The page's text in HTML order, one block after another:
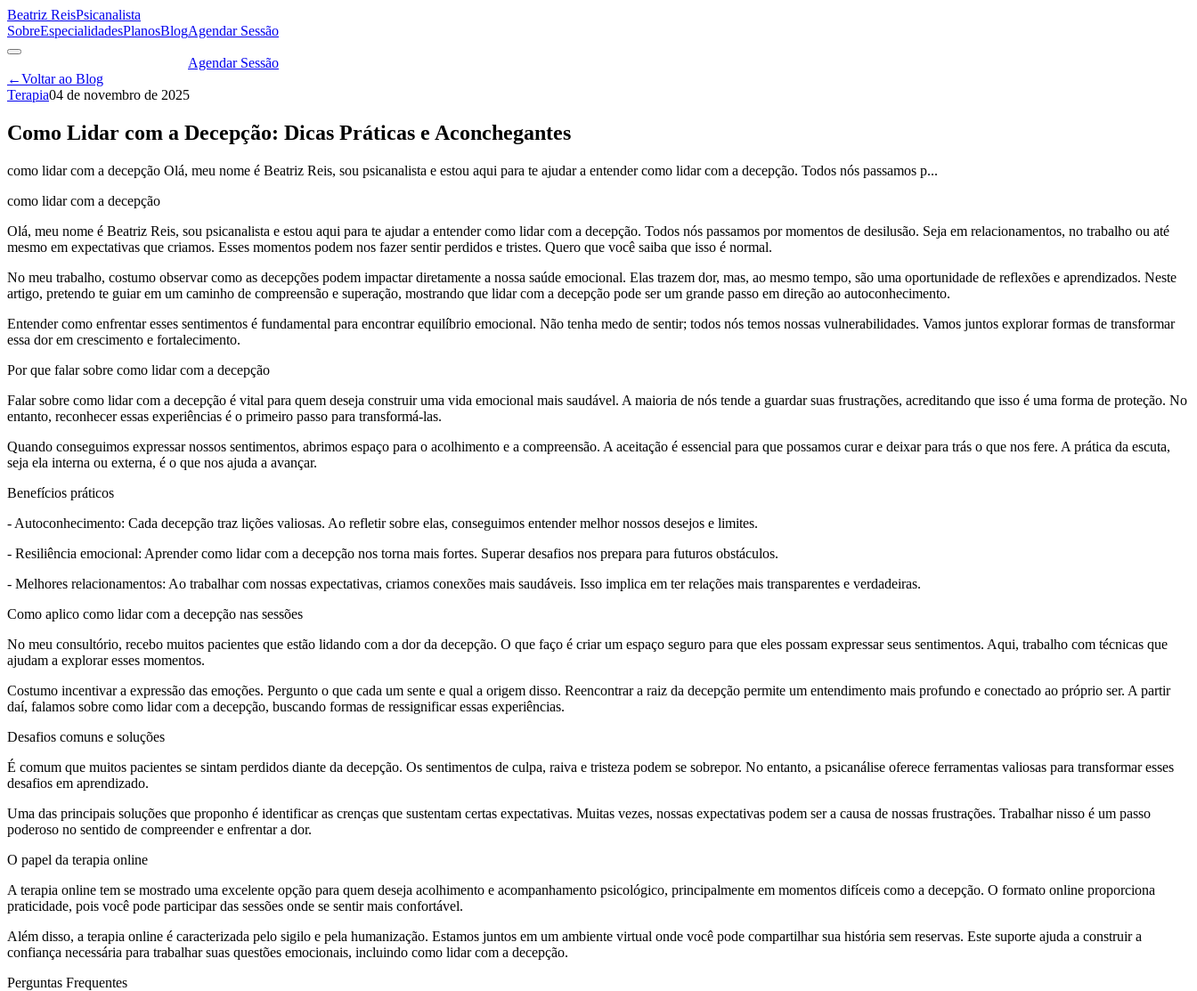
Beatriz ReisPsicanalista
SobreEspecialidadesPlanosBlogAgendar Sessão
Agendar Sessão
←Voltar ao Blog
Terapia04 de novembro de 2025
Como Lidar com a Decepção: Dicas Práticas e Aconchegantes
como lidar com a decepção Olá, meu nome é Beatriz Reis, sou psicanalista e estou aqui para te ajudar a entender como lidar com a decepção. Todos nós passamos p...
como lidar com a decepção
Olá, meu nome é Beatriz Reis, sou psicanalista e estou aqui para te ajudar a entender como lidar com a decepção. Todos nós passamos por momentos de desilusão. Seja em relacionamentos, no trabalho ou até
mesmo em expectativas que criamos. Esses momentos podem nos fazer sentir perdidos e tristes. Quero que você saiba que isso é normal.
No meu trabalho, costumo observar como as decepções podem impactar diretamente a nossa saúde emocional. Elas trazem dor, mas, ao mesmo tempo, são uma oportunidade de reflexões e aprendizados. Neste
artigo, pretendo te guiar em um caminho de compreensão e superação, mostrando que lidar com a decepção pode ser um grande passo em direção ao autoconhecimento.
Entender como enfrentar esses sentimentos é fundamental para encontrar equilíbrio emocional. Não tenha medo de sentir; todos nós temos nossas vulnerabilidades. Vamos juntos explorar formas de transformar
essa dor em crescimento e fortalecimento.
Por que falar sobre como lidar com a decepção
Falar sobre como lidar com a decepção é vital para quem deseja construir uma vida emocional mais saudável. A maioria de nós tende a guardar suas frustrações, acreditando que isso é uma forma de proteção. No
entanto, reconhecer essas experiências é o primeiro passo para transformá-las.
Quando conseguimos expressar nossos sentimentos, abrimos espaço para o acolhimento e a compreensão. A aceitação é essencial para que possamos curar e deixar para trás o que nos fere. A prática da escuta,
seja ela interna ou externa, é o que nos ajuda a avançar.
Benefícios práticos
- Autoconhecimento: Cada decepção traz lições valiosas. Ao refletir sobre elas, conseguimos entender melhor nossos desejos e limites.
- Resiliência emocional: Aprender como lidar com a decepção nos torna mais fortes. Superar desafios nos prepara para futuros obstáculos.
- Melhores relacionamentos: Ao trabalhar com nossas expectativas, criamos conexões mais saudáveis. Isso implica em ter relações mais transparentes e verdadeiras.
Como aplico como lidar com a decepção nas sessões
No meu consultório, recebo muitos pacientes que estão lidando com a dor da decepção. O que faço é criar um espaço seguro para que eles possam expressar seus sentimentos. Aqui, trabalho com técnicas que
ajudam a explorar esses momentos.
Costumo incentivar a expressão das emoções. Pergunto o que cada um sente e qual a origem disso. Reencontrar a raiz da decepção permite um entendimento mais profundo e conectado ao próprio ser. A partir
daí, falamos sobre como lidar com a decepção, buscando formas de ressignificar essas experiências.
Desafios comuns e soluções
É comum que muitos pacientes se sintam perdidos diante da decepção. Os sentimentos de culpa, raiva e tristeza podem se sobrepor. No entanto, a psicanálise oferece ferramentas valiosas para transformar esses
desafios em aprendizado.
Uma das principais soluções que proponho é identificar as crenças que sustentam certas expectativas. Muitas vezes, nossas expectativas podem ser a causa de nossas frustrações. Trabalhar nisso é um passo
poderoso no sentido de compreender e enfrentar a dor.
O papel da terapia online
A terapia online tem se mostrado uma excelente opção para quem deseja acolhimento e acompanhamento psicológico, principalmente em momentos difíceis como a decepção. O formato online proporciona
praticidade, pois você pode participar das sessões onde se sentir mais confortável.
Além disso, a terapia online é caracterizada pelo sigilo e pela humanização. Estamos juntos em um ambiente virtual onde você pode compartilhar sua história sem reservas. Este suporte ajuda a construir a
confiança necessária para trabalhar suas questões emocionais, incluindo como lidar com a decepção.
Perguntas Frequentes